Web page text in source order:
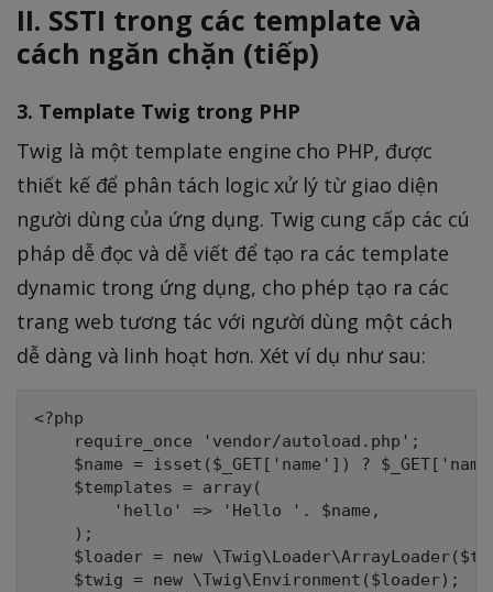
II. SSTI trong các template và
cách ngăn chặn (tiếp)
3. Template Twig trong PHP
Twig là một template engine cho PHP, được
thiết kế để phân tách logic xử lý từ giao diện
người dùng của ứng dụng. Twig cung cấp các cú
pháp dễ đọc và dễ viết để tạo ra các template
dynamic trong ứng dụng, cho phép tạo ra các
trang web tương tác với người dùng một cách
dễ dàng và linh hoạt hơn. Xét ví dụ như sau:
<?php
    require_once 'vendor/autoload.php';
$name = isset($_GET['name']) ?
    $templates = array(
        'hello' => 'Hello '. $name,
    );
$loader = new
    $twig = new \Twig\Environment($loader);